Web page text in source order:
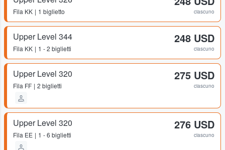
Fila KK 1 biglietto ciascuno
Upper Level 344
Fila KK 1 - 2 biglietti
248 USD
ciascuno
Upper Level 320
Fila FF 2 biglietti
275 USD
ciascuno
Upper Level 320
Fila EE 1 - 6 biglietti
276 USD
ciascuno